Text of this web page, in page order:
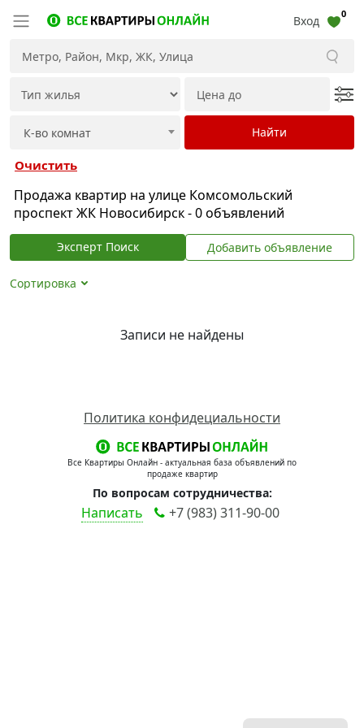
Вход 0
Очистить
Продажа квартир на улице Комсомольский
проспект ЖК Новосибирск - 0 объявлений
Эксперт Поиск Добавить объявление
Сортировка
Записи не найдены
Политика конфидециальности
Все Квартиры Онлайн - актуальная база объявлений по
продаже квартир
По вопросам сотрудничества:
Написать +7 (983) 311-90-00